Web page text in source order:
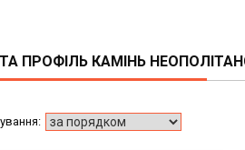
ПРОФІЛЬ КАМІНЬ